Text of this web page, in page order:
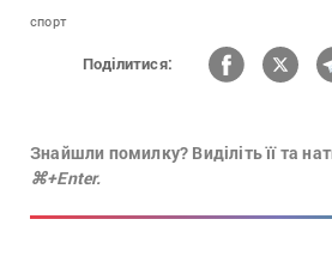
спорт
Поділитися:
Знайшли помилку? Виділіть її та
⌘+Enter.